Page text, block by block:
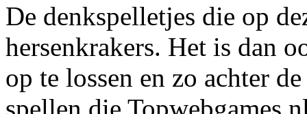
De denkspelletjes die op
hersenkrakers. Het is dan
op te lossen en zo achter
spellen die